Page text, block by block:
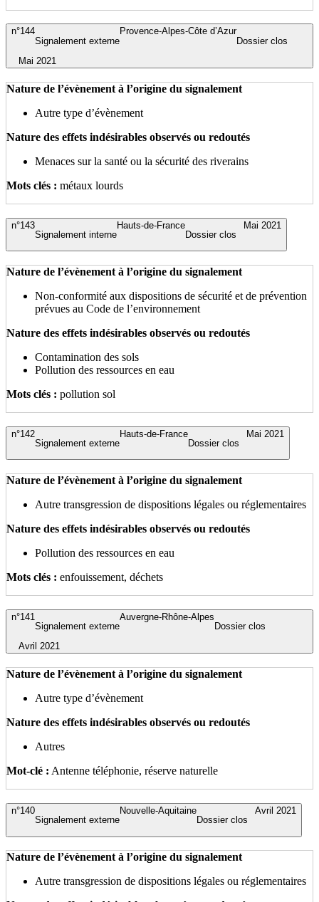
Mai 2021
Dossier clos
Provence-Alpes-Côte d’Azur
Signalement externe
n°144
Nature de l’évènement à l’origine du signalement
Autre type d’évènement
Nature des effets indésirables observés ou redoutés
Menaces sur la santé ou la sécurité des riverains
Mots clés : métaux lourds
Mai 2021
Dossier clos
Hauts-de-France
Signalement interne
n°143
Nature de l’évènement à l’origine du signalement
Non-conformité aux dispositions de sécurité et de prévention
prévues au Code de l’environnement
Nature des effets indésirables observés ou redoutés
Contamination des sols
Pollution des ressources en eau
Mots clés : pollution sol
Mai 2021
Dossier clos
Hauts-de-France
Signalement externe
n°142
Nature de l’évènement à l’origine du signalement
Autre transgression de dispositions légales ou réglementaires
Nature des effets indésirables observés ou redoutés
Pollution des ressources en eau
Mots clés : enfouissement, déchets
Avril 2021
Dossier clos
Auvergne-Rhône-Alpes
Signalement externe
n°141
Nature de l’évènement à l’origine du signalement
Autre type d’évènement
Nature des effets indésirables observés ou redoutés
Autres
Mot-clé : Antenne téléphonie, réserve naturelle
Avril 2021
Dossier clos
Nouvelle-Aquitaine
Signalement externe
n°140
Nature de l’évènement à l’origine du signalement
Autre transgression de dispositions légales ou réglementaires